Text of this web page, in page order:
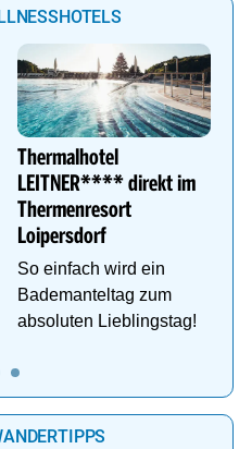
Thermalhotel
LEITNER**** direkt im
Thermenresort
Loipersdorf
So einfach wird ein
Bademanteltag zum
absoluten Lieblingstag!